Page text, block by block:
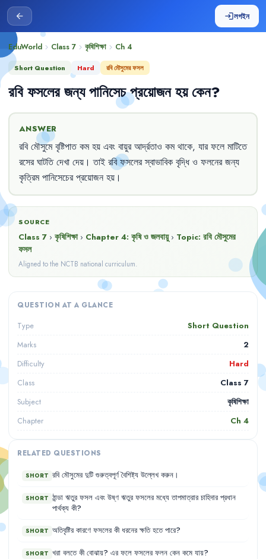
arrow_back loginলগইন
EduWorld chevron_right Class 7 chevron_right কৃষিশিক্ষা chevron_right Ch 4
Short Question Hard রবি মৌসুমের ফসল
রবি ফসলের জন্য পানিসেচ প্রয়োজন হয় কেন?
ANSWER
রবি মৌসুমে বৃষ্টিপাত কম হয় এবং বায়ুর আর্দ্রতাও কম থাকে, যার ফলে মাটিতে
রসের ঘাটতি দেখা দেয়। তাই রবি ফসলের স্বাভাবিক বৃদ্ধি ও ফলনের জন্য
কৃত্রিম পানিসেচের প্রয়োজন হয়।
SOURCE
Class 7 › কৃষিশিক্ষা › Chapter 4: কৃষি ও জলবায়ু › Topic: রবি মৌসুমের
ফসল
Aligned to the NCTB national curriculum.
QUESTION AT A GLANCE
Type Short Question
Marks 2
Difficulty Hard
Class Class 7
Subject কৃষিশিক্ষা
Chapter Ch 4
RELATED QUESTIONS
SHORT রবি মৌসুমের দুটি গুরুত্বপূর্ণ বৈশিষ্ট্য উল্লেখ করুন ।
SHORT ঠান্ডা ঋতুর ফসল এবং উষ্ণ ঋতুর ফসলের মধ্যে তাপমাত্রার চাহিদার প্রধান
পার্থক্য কী?
SHORT অতিবৃষ্টির কারণে ফসলের কী ধরনের ক্ষতি হতে পারে?
SHORT খরা বলতে কী বোঝায়? এর ফলে ফসলের ফলন কেন কমে যায়?